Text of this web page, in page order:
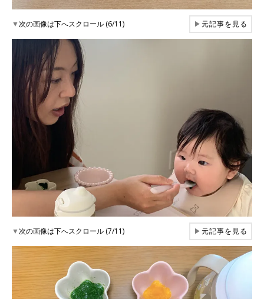
▼次の画像は下へスクロール (6/11) ▶元記事を見る
▼次の画像は下へスクロール (7/11) ▶元記事を見る